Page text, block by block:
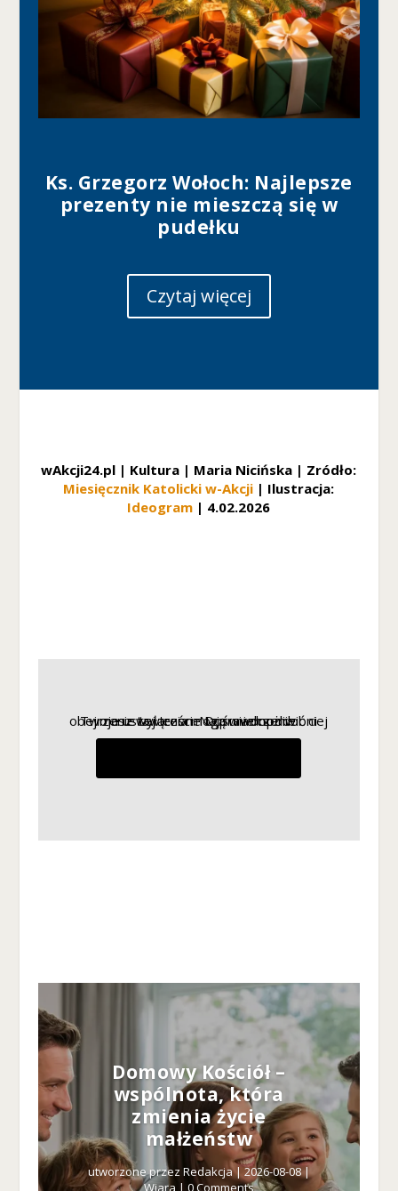
Ks. Grzegorz Wołoch: Najlepsze
prezenty nie mieszczą się w
pudełku
Czytaj więcej
wAkcji24.pl | Kultura | Maria Nicińska | Zródło:
Miesięcznik Katolicki w-Akcji | Ilustracja:
Ideogram | 4.02.2026
Twoje ustawienia mogą uniemożliwić ci obejrzenie tej treści. Najprawdopodobniej masz wyłączone Doświadczenie.
Domowy Kościół –
wspólnota, która
zmienia życie
małżeństw
utworzone przez Redakcja|2026-08-08|
Wiara | 0 Comments